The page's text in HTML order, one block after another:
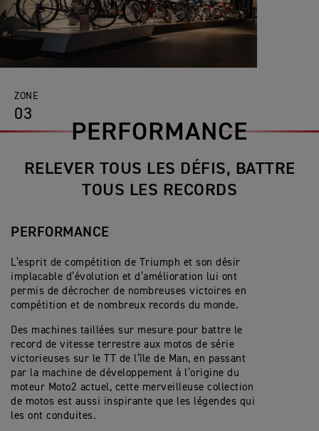
ZONE
03
PERFORMANCE
RELEVER TOUS LES DÉFIS, BATTRE
TOUS LES RECORDS
PERFORMANCE
L’esprit de compétition de Triumph et son désir
implacable d’évolution et d’amélioration lui ont
permis de décrocher de nombreuses victoires en
compétition et de nombreux records du monde.
Des machines taillées sur mesure pour battre le
record de vitesse terrestre aux motos de série
victorieuses sur le TT de l’île de Man, en passant
par la machine de développement à l’origine du
moteur Moto2 actuel, cette merveilleuse collection
de motos est aussi inspirante que les légendes qui
les ont conduites.